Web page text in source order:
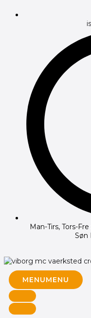
Man-Tirs, Tors-
Søn
MENUMENU